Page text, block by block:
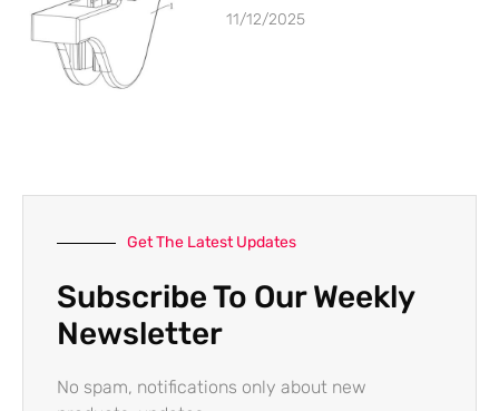
11/12/2025
Get The Latest Updates
Subscribe To Our Weekly
Newsletter
No spam, notifications only about new